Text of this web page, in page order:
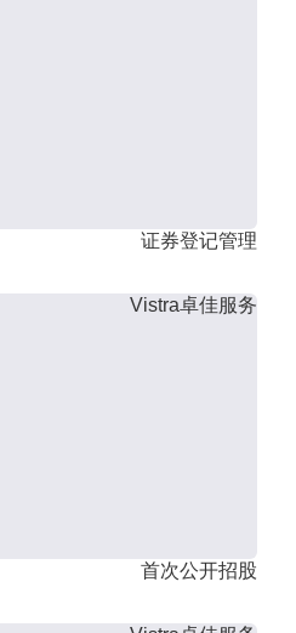
证券登记管理
Vistra卓佳服务
首次公开招股